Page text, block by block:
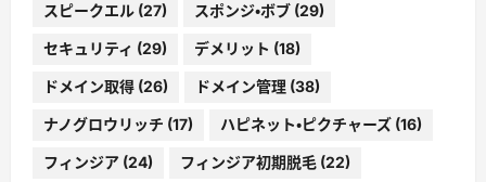
スピークエル (27) スポンジ・ボブ (29)
セキュリティ (29) デメリット (18)
ドメイン取得 (26) ドメイン管理 (38)
ナノグロウリッチ (17) ハピネット・ピクチャーズ (16)
フィンジア (24) フィンジア初期脱毛 (22)